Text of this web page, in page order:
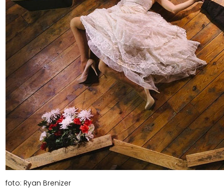
foto: Ryan Brenizer